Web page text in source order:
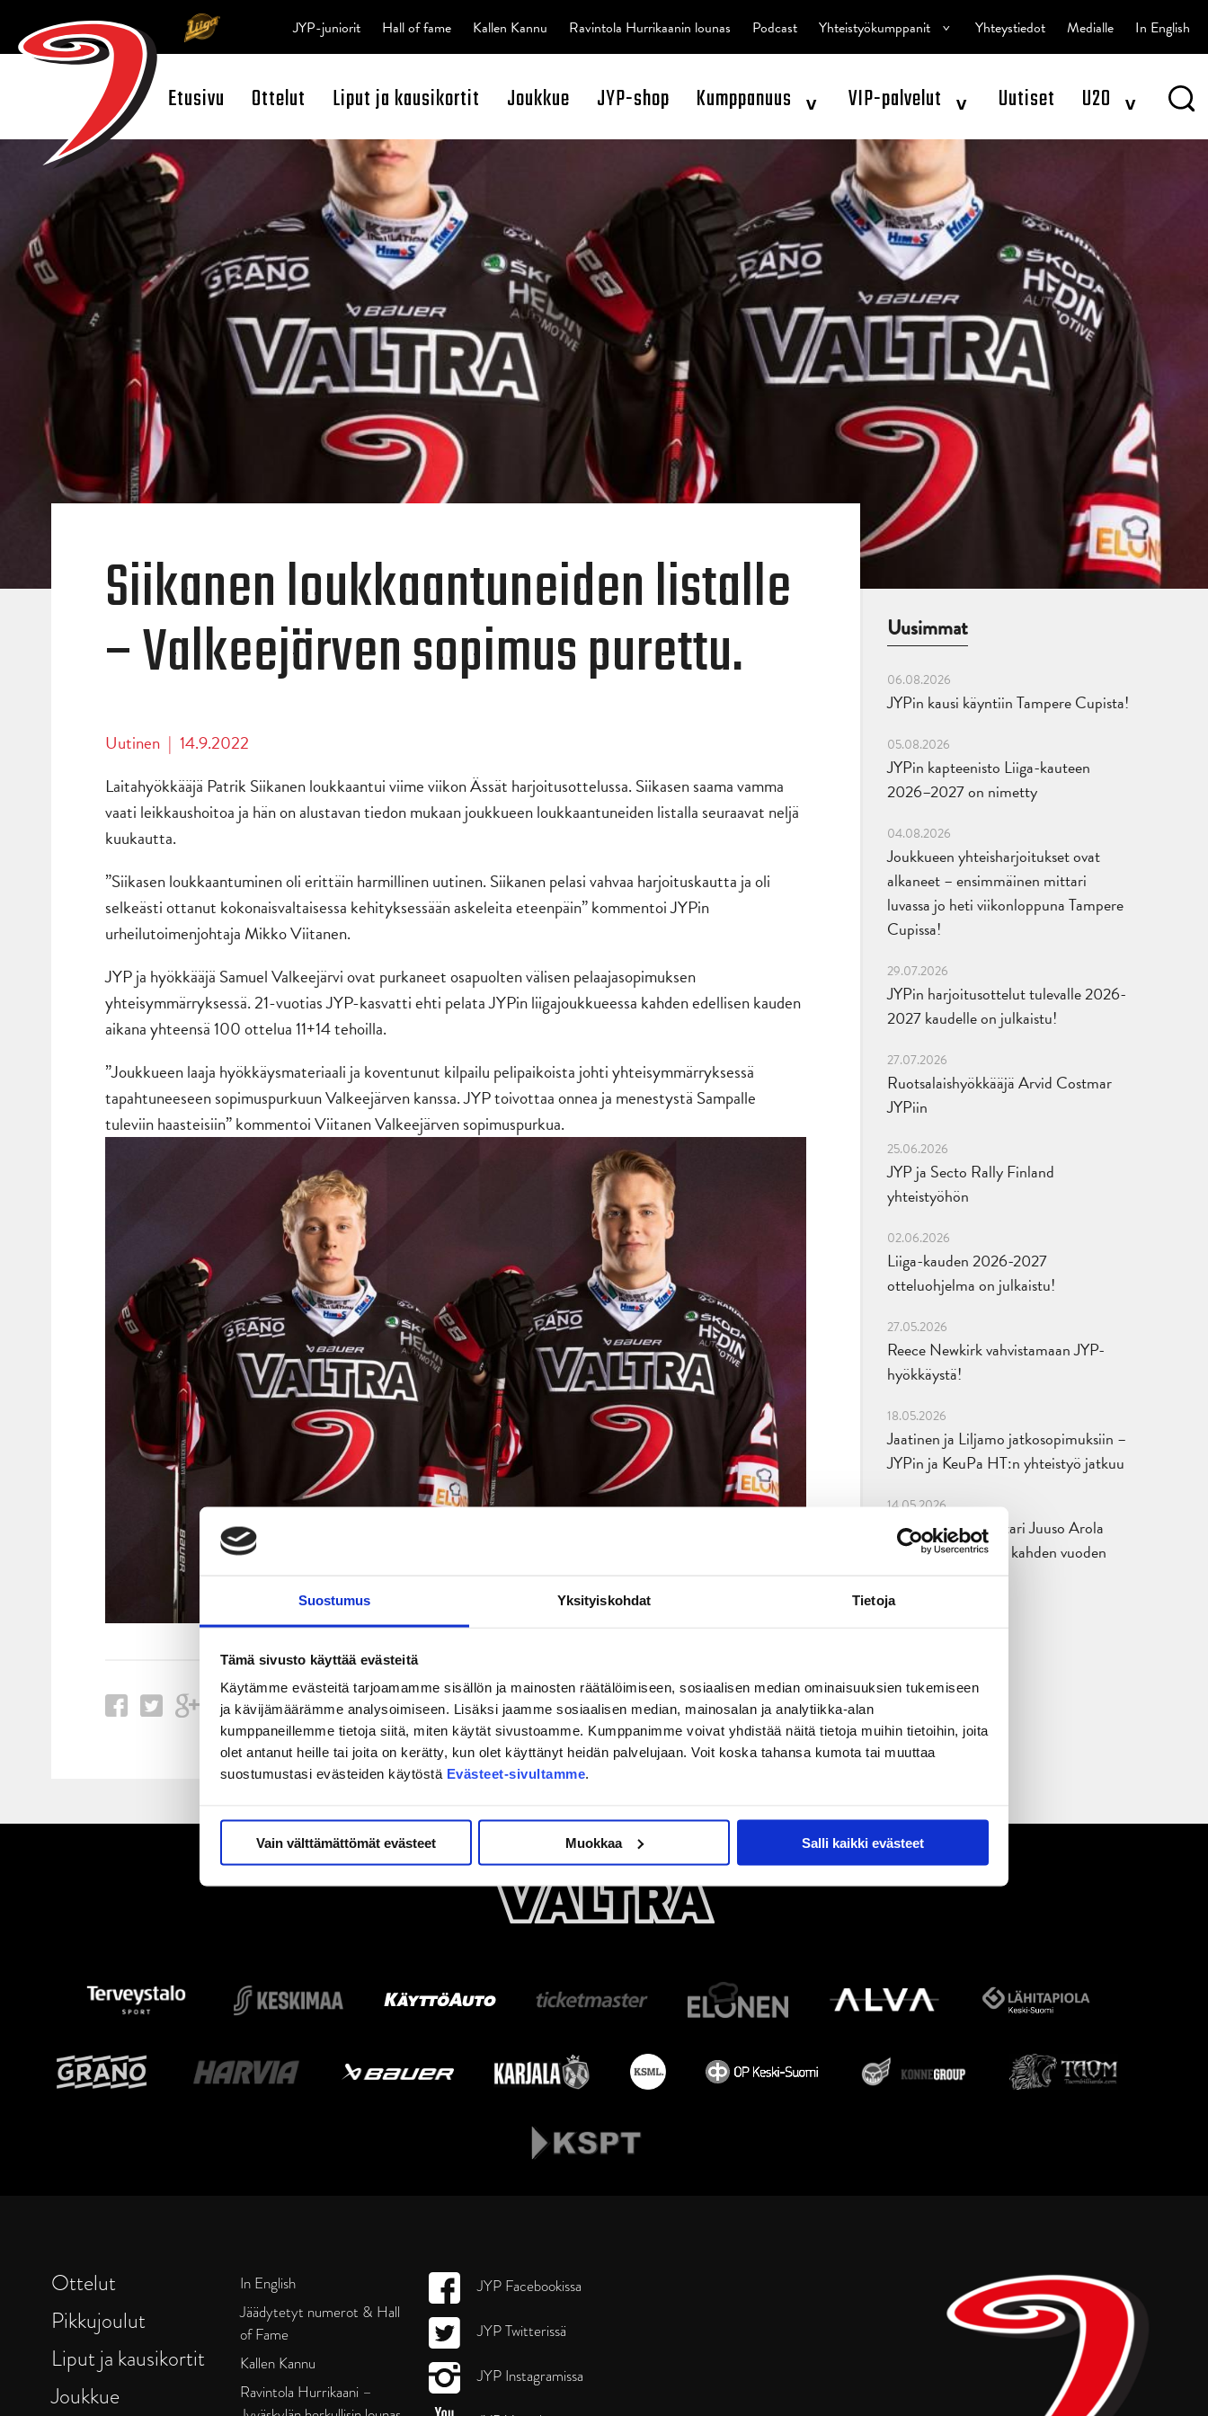
Suostumus Yksityiskohdat Tietoja
Tämä sivusto käyttää evästeitä
Käytämme evästeitä tarjoamamme sisällön ja mainosten räätälöimiseen, sosiaalisen median ominaisuuksien tukemiseen
ja kävijämäärämme analysoimiseen. Lisäksi jaamme sosiaalisen median, mainosalan ja analytiikka-alan
kumppaneillemme tietoja siitä, miten käytät sivustoamme. Kumppanimme voivat yhdistää näitä tietoja muihin tietoihin, joita
olet antanut heille tai joita on kerätty, kun olet käyttänyt heidän palvelujaan. Voit koska tahansa kumota tai muuttaa
suostumustasi evästeiden käytöstä Evästeet-sivultamme.
Vain välttämättömät evästeet Muokkaa Salli kaikki evästeet
Open Search
Etusivu Ottelut Liput ja kausikortit Joukkue JYP-shop Kumppanuus ^ VIP-palvelut ^ Uutiset U20 ^
JYP-juniorit Hall of fame Kallen Kannu Ravintola Hurrikaanin lounas Podcast Yhteistyökumppanit ^ Yhteystiedot Medialle In English
Siikanen loukkaantuneiden listalle
– Valkeejärven sopimus purettu.
Uutinen | 14.9.2022
Laitahyökkääjä Patrik Siikanen loukkaantui viime viikon Ässät harjoitusottelussa. Siikasen saama vamma
vaati leikkaushoitoa ja hän on alustavan tiedon mukaan joukkueen loukkaantuneiden listalla seuraavat neljä
kuukautta.
”Siikasen loukkaantuminen oli erittäin harmillinen uutinen. Siikanen pelasi vahvaa harjoituskautta ja oli
selkeästi ottanut kokonaisvaltaisessa kehityksessään askeleita eteenpäin” kommentoi JYPin
urheilutoimenjohtaja Mikko Viitanen.
JYP ja hyökkääjä Samuel Valkeejärvi ovat purkaneet osapuolten välisen pelaajasopimuksen
yhteisymmärryksessä. 21-vuotias JYP-kasvatti ehti pelata JYPin liigajoukkueessa kahden edellisen kauden
aikana yhteensä 100 ottelua 11+14 tehoilla.
”Joukkueen laaja hyökkäysmateriaali ja koventunut kilpailu pelipaikoista johti yhteisymmärryksessä
tapahtuneeseen sopimuspurkuun Valkeejärven kanssa. JYP toivottaa onnea ja menestystä Sampalle
tuleviin haasteisiin” kommentoi Viitanen Valkeejärven sopimuspurkua.
Uusimmat
06.08.2026
JYPin kausi käyntiin Tampere Cupista!
05.08.2026
JYPin kapteenisto Liiga-kauteen
2026–2027 on nimetty
04.08.2026
Joukkueen yhteisharjoitukset ovat
alkaneet – ensimmäinen mittari
luvassa jo heti viikonloppuna Tampere
Cupissa!
29.07.2026
JYPin harjoitusottelut tulevalle 2026-
2027 kaudelle on julkaistu!
27.07.2026
Ruotsalaishyökkääjä Arvid Costmar
JYPiin
25.06.2026
JYP ja Secto Rally Finland
yhteistyöhön
02.06.2026
Liiga-kauden 2026-2027
otteluohjelma on julkaistu!
27.05.2026
Reece Newkirk vahvistamaan JYP-
hyökkäystä!
18.05.2026
Jaatinen ja Liljamo jatkosopimuksiin –
JYPin ja KeuPa HT:n yhteistyö jatkuu
14.05.2026
Tuore Sveitsin mestari Juuso Arola
JYP-puolustukseen kahden vuoden
Ottelut
Pikkujoulut
Liput ja kausikortit
Joukkue
In English
Jäädytetyt numerot & Hall
of Fame
Kallen Kannu
Ravintola Hurrikaani –
JYP Facebookissa
JYP Twitterissä
JYP Instagramissa